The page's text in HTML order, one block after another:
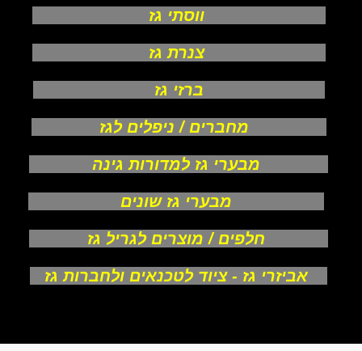
ווסתי גז
צנרת גז
ברזי גז
מחברים / ניפלים לגז
מבערי גז למדורות גינה
מבערי גז שונים
חלפים / מוצרים לגריל גז
אביזרי גז - ציוד לטכנאים ולחברות גז